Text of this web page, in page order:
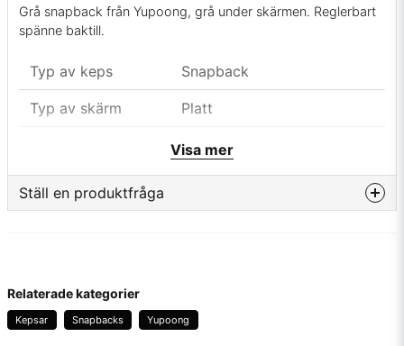
Grå snapback från Yupoong, grå under skärmen. Reglerbart
spänne baktill.
Typ av keps Snapback
Typ av skärm Platt
Dark heather grey
Visa mer
Ställ en produktfråga
name
Namn
Relaterade kategorier
Kepsar Snapbacks Yupoong